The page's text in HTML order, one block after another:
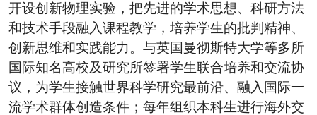
开设创新物理实验，把先进的学术思想、科研方法
和技术手段融入课程教学，培养学生的批判精神、
创新思维和实践能力。与英国曼彻斯特大学等多所
国际知名高校及研究所签署学生联合培养和交流协
议，为学生接触世界科学研究最前沿、融入国际一
流学术群体创造条件；每年组织本科生进行海外交